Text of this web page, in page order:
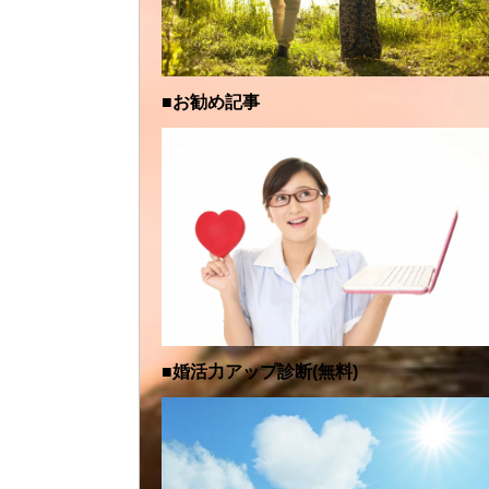
■お勧め記事
■婚活力アップ診断(無料)